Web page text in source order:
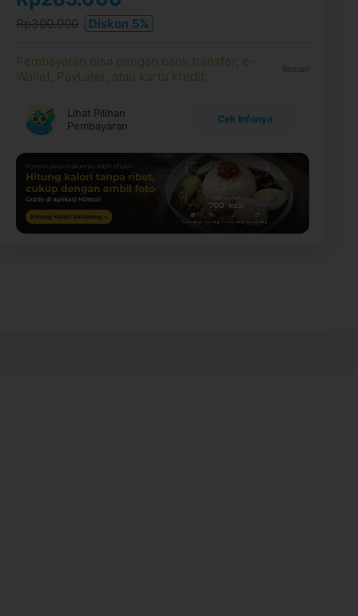
Rp300.000 Diskon 5%
Pembayaran bisa dengan bank transfer, e-
Wallet, PayLater, atau kartu kredit.
Rincian
Lihat Pilihan
Pembayaran
Cek Infonya